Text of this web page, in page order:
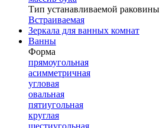
Тип устанавливаемой раковины
Встраиваемая
Зеркала для ванных комнат
Ванны
Форма
прямоугольная
асимметричная
угловая
овальная
пятиугольная
круглая
шестиугольная